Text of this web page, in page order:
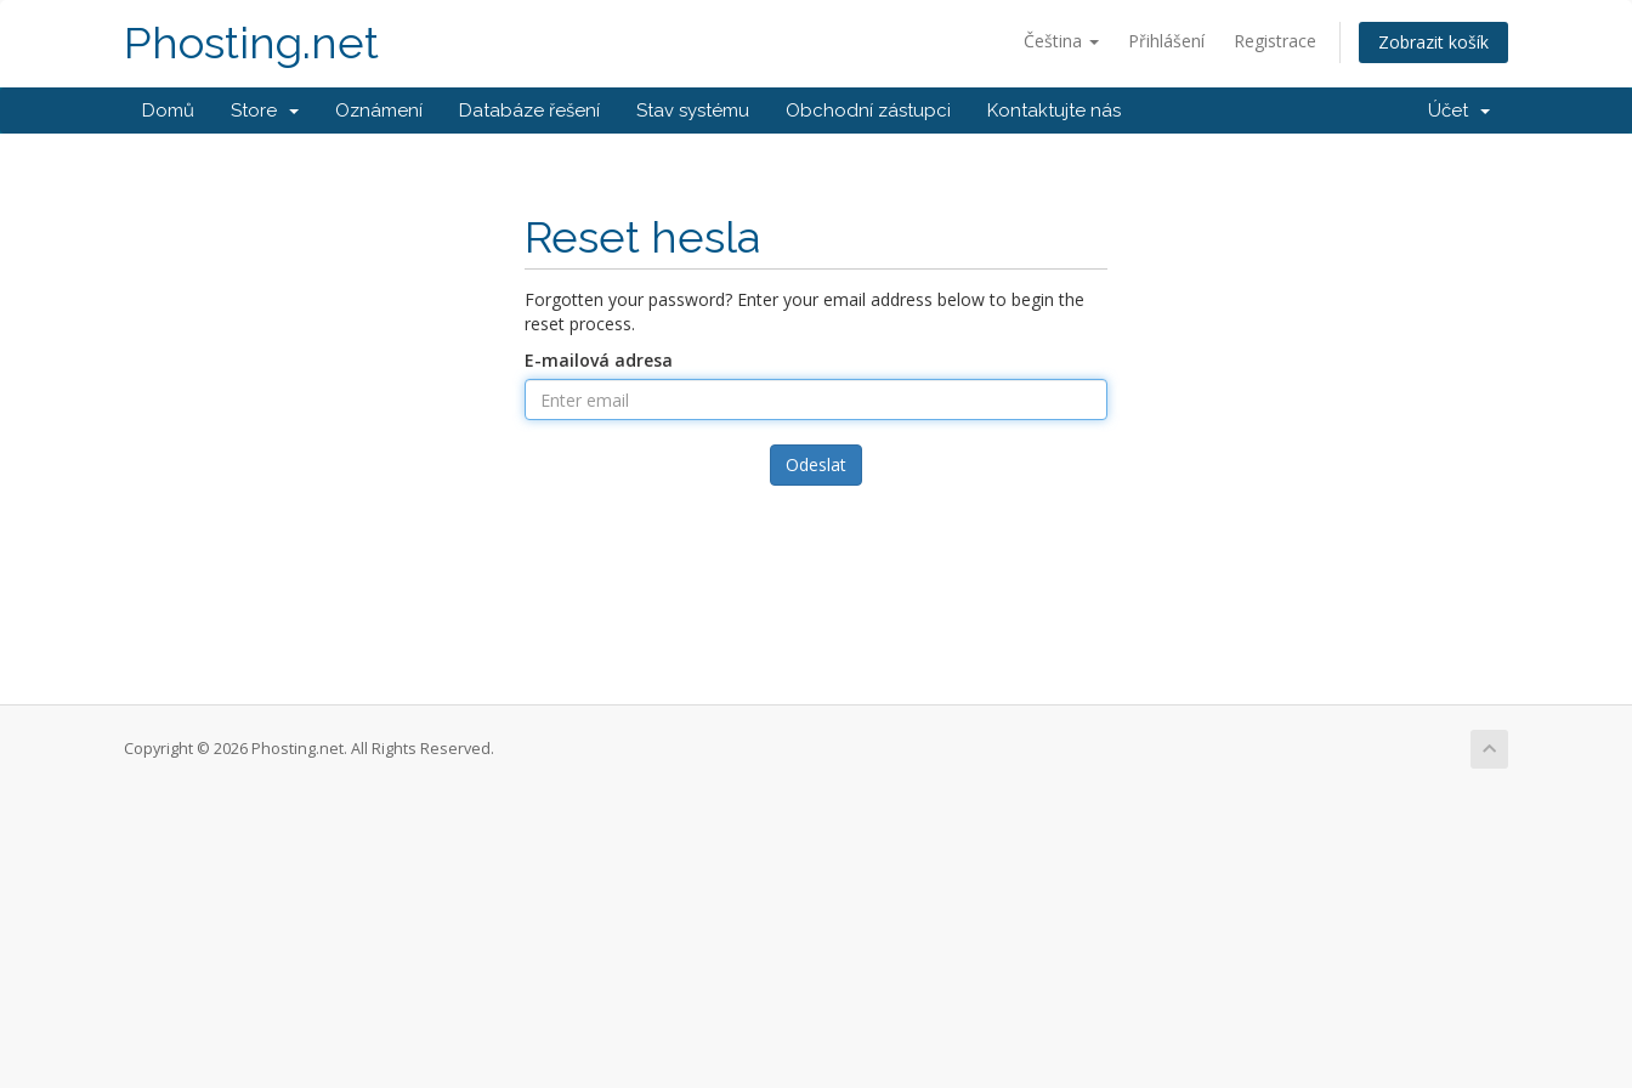
Čeština Přihlášení Registrace Zobrazit košík
Phosting.net
Domů Store Oznámení Databáze řešení Stav systému Obchodní zástupci Kontaktujte nás Účet
Reset hesla
Forgotten your password? Enter your email address below to begin the
reset process.
E-mailová adresa
Odeslat
Copyright © 2026 Phosting.net. All Rights Reserved.